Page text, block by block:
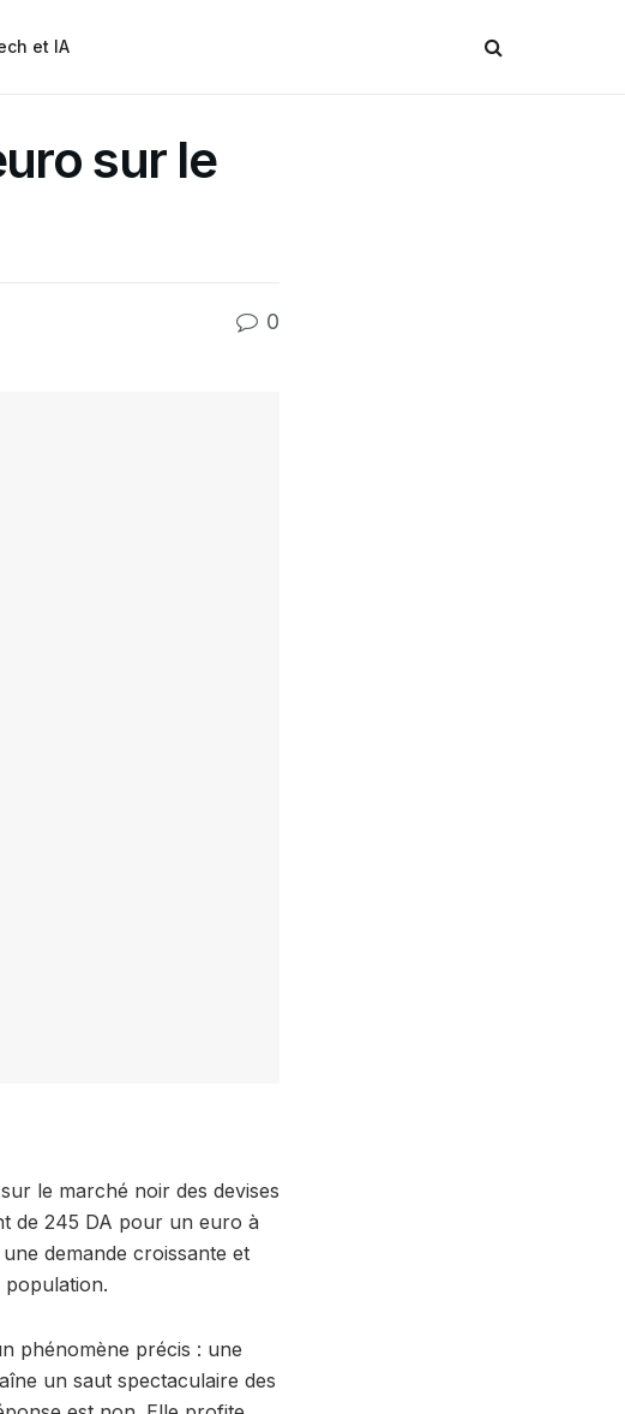
et IA
sur le
0
le marché noir des devises
de 245 DA pour un euro à
demande croissante et
phénomène précis : une
un saut spectaculaire des